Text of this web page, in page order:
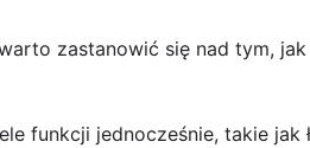
zastanowić się nad tym,
funkcji jednocześnie, takie jak